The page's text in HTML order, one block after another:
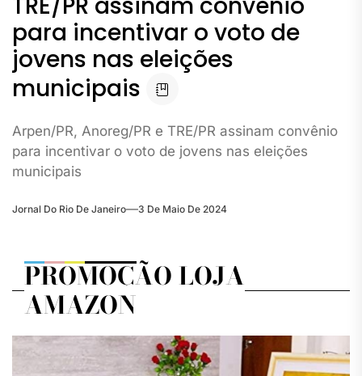
para incentivar o voto de
jovens nas eleições
municipais
Arpen/PR, Anoreg/PR e TRE/PR assinam convênio
para incentivar o voto de jovens nas eleições
municipais
Jornal Do Rio De Janeiro 3 De Maio De 2024
PROMOÇÃO LOJA
AMAZON